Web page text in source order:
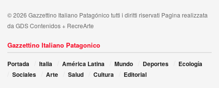
© 2026 Gazzettino Italiano Patagónico tutti i diritti riservati Pagina realizzata
da GDS Contenidos + RecreArte
Gazzettino Italiano Patagonico
Portada Italia América Latina Mundo Deportes
Ecología
Sociales
Arte Salud Cultura Editorial